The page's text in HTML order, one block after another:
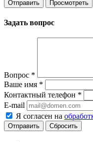
Задать вопрос
Вопрос *
Ваше имя *
Контактный телефон *
E-mail
Я согласен на
Сбросить